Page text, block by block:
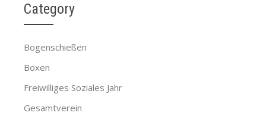
Category
Bogenschießen
Boxen
Freiwilliges Soziales Jahr
Gesamtverein